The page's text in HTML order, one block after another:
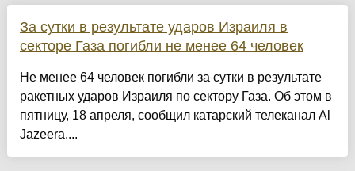
За сутки в результате ударов Израиля в
секторе Газа погибли не менее 64 человек
Не менее 64 человек погибли за сутки в результате
ракетных ударов Израиля по сектору Газа. Об этом в
пятницу, 18 апреля, сообщил катарский телеканал Al
Jazeera....